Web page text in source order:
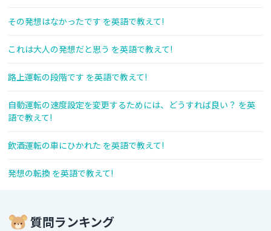
その発想はなかったです を英語で教えて!
これは大人の発想だと思う を英語で教えて!
路上運転の段階です を英語で教えて!
自動運転の速度設定を変更するためには、どうすれば良い？ を英
語で教えて!
飲酒運転の車にひかれた を英語で教えて!
発想の転換 を英語で教えて!
質問ランキング